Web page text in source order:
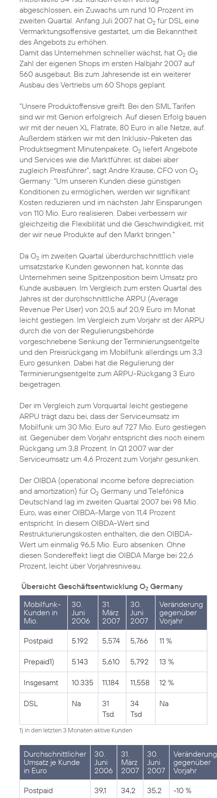
abgeschlossen, ein Zuwachs um rund 10 Prozent im
zweiten Quartal. Anfang Juli 2007 hat O2 für DSL eine
Vermarktungsoffensive gestartet, um die Bekanntheit
des Angebots zu erhöhen.
Damit das Unternehmen schneller wächst, hat O2 die
Zahl der eigenen Shops im ersten Halbjahr 2007 auf
560 ausgebaut. Bis zum Jahresende ist ein weiterer
Ausbau des Vertriebs um 60 Shops geplant.
"Unsere Produktoffensive greift. Bei den SML Tarifen
sind wir mit Genion erfolgreich. Auf diesen Erfolg bauen
wir mit der neuen XL Flatrate, 80 Euro in alle Netze, auf.
Außerdem stärken wir mit den Inklusiv-Paketen das
Produktsegment Minutenpakete. O2 liefert Angebote
und Services wie die Marktführer, ist dabei aber
zugleich Preisführer", sagt Andre Krause, CFO von O2
Germany: "Um unseren Kunden diese günstigen
Konditionen zu ermöglichen, werden wir signifikant
Kosten reduzieren und im nächsten Jahr Einsparungen
von 110 Mio. Euro realisieren. Dabei verbessern wir
gleichzeitig die Flexibilität und die Geschwindigkeit, mit
der wir neue Produkte auf den Markt bringen."
Da O2 im zweiten Quartal überdurchschnittlich viele
umsatzstarke Kunden gewonnen hat, konnte das
Unternehmen seine Spitzenposition beim Umsatz pro
Kunde ausbauen. Im Vergleich zum ersten Quartal des
Jahres ist der durchschnittliche ARPU (Average
Revenue Per User) von 20,5 auf 20,9 Euro im Monat
leicht gestiegen. Im Vergleich zum Vorjahr ist der ARPU
durch die von der Regulierungsbehörde
vorgeschriebene Senkung der Terminierungsentgelte
und den Preisrückgang im Mobilfunk allerdings um 3,3
Euro gesunken. Dabei hat die Regulierung der
Terminierungsentgelte zum ARPU-Rückgang 3 Euro
beigetragen.
Der im Vergleich zum Vorquartal leicht gestiegene
ARPU trägt dazu bei, dass der Serviceumsatz im
Mobilfunk um 30 Mio. Euro auf 727 Mio. Euro gestiegen
ist. Gegenüber dem Vorjahr entspricht dies noch einem
Rückgang um 3,8 Prozent. In Q1 2007 war der
Serviceumsatz um 4,6 Prozent zum Vorjahr gesunken.
Der OIBDA (operational income before depreciation
and amortization) für O2 Germany und Telefónica
Deutschland lag im zweiten Quartal 2007 bei 98 Mio.
Euro, was einer OIBDA-Marge von 11,4 Prozent
entspricht. In diesem OIBDA-Wert sind
Restrukturierungskosten enthalten, die den OIBDA-
Wert um einmalig 96,5 Mio. Euro absenken. Ohne
diesen Sondereffekt liegt die OIBDA Marge bei 22,6
Prozent, leicht über Vorjahresniveau.
Übersicht Geschäftsentwicklung O2 Germany
Mobilfunk-
Kunden in
Mio.
30.
Juni
2006
31.
März
2007
30.
Juni
2007
Veränderung
gegenüber
Vorjahr
Postpaid 5.192 5,574 5,766 11 %
Prepaid1) 5.143 5,610 5,792 13 %
Insgesamt 10.335 11,184 11,558 12 %
DSL Na
31
Tsd.
34
Tsd
Na
1) in den letzten 3 Monaten aktive Kunden
Durchschnittlicher
Umsatz je Kunde
in Euro
30.
Juni
2006
31.
März
2007
30.
Juni
2007
Veränderung
gegenüber
Vorjahr
Postpaid 39,1 34,2 35,2 -10 %